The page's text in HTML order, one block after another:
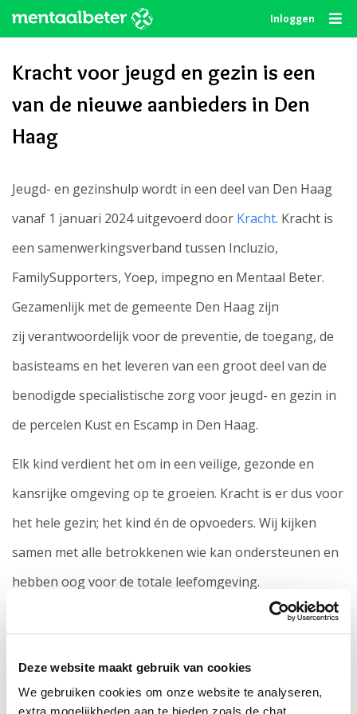
Deze website maakt gebruik van cookies
We gebruiken cookies om onze website te analyseren,
extra mogelijkheden aan te bieden zoals de chat
content
Inloggen
Kracht voor jeugd en gezin is een
van de nieuwe aanbieders in Den
Haag
Jeugd- en gezinshulp wordt in een deel van Den Haag
vanaf 1 januari 2024 uitgevoerd door Kracht. Kracht is
een samenwerkingsverband tussen Incluzio,
FamilySupporters, Yoep, impegno en Mentaal Beter.
Gezamenlijk met de gemeente Den Haag zijn
zij verantwoordelijk voor de preventie, de toegang, de
basisteams en het leveren van een groot deel van de
benodigde specialistische zorg voor jeugd- en gezin in
de percelen Kust en Escamp in Den Haag.
Elk kind verdient het om in een veilige, gezonde en
kansrijke omgeving op te groeien. Kracht is er dus voor
het hele gezin; het kind én de opvoeders. Wij kijken
samen met alle betrokkenen wie kan ondersteunen en
hebben oog voor de totale leefomgeving.
Kracht versterkt de basis door steun dichtbij te
snel toe te voegen zonder te verwijzen. Omdat Kracht
minder tijd kwijt is aan indicatiestelling, komt er tijd vrij